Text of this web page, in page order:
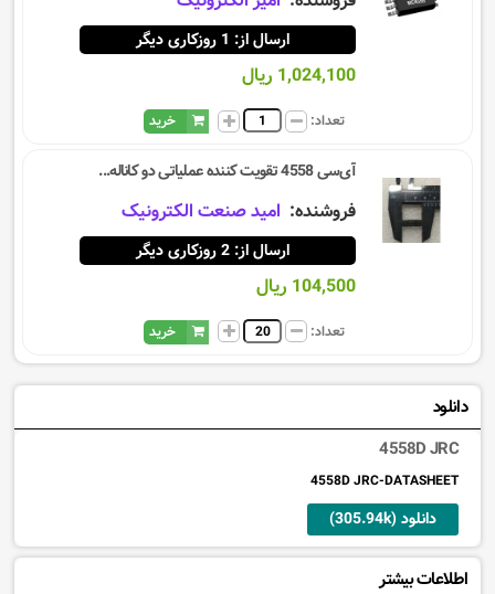
ارسال از: 1 روزکاری دیگر
1,024,100 ریال
تعداد: خرید
آی‌سی 4558 تقویت کننده عملیاتی ‎دو کاناله...
فروشنده: امید صنعت الکترونیک
ارسال از: 2 روزکاری دیگر
104,500 ریال
تعداد: خرید
دانلود
4558D JRC
4558D JRC-DATASHEET
دانلود (305.94k)
اطلاعات بیشتر